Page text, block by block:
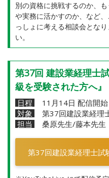
別の資格に挑戦するのか、
や実務に活かすのか、など
っしょに考える相談会とな
い。
第37回 建設業経理士
級を受験された方へ』
日程
11月14日 配信開始
対象
第37回建設業経理
担当
桑原先生/藤本先生
第37回建設業経理士試